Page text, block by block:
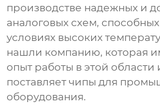
производстве надежных и
аналоговых схем,
условиях высоких
нашли компанию, которая
опыт работы в этой
поставляет чипы для
оборудования.